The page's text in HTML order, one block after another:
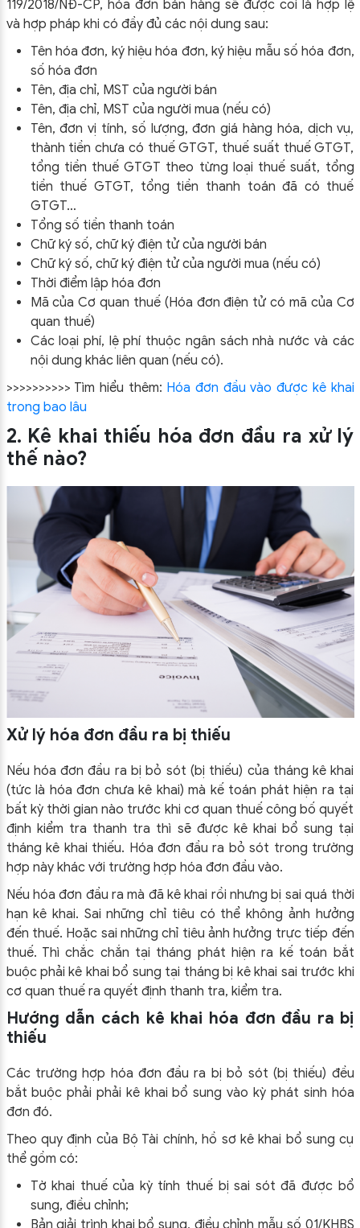
119/2018/NĐ-CP, hóa đơn bán hàng sẽ được coi là hợp lệ
và hợp pháp khi có đầy đủ các nội dung sau:
Tên hóa đơn, ký hiệu hóa đơn, ký hiệu mẫu số hóa đơn,
số hóa đơn
Tên, địa chỉ, MST của người bán
Tên, địa chỉ, MST của người mua (nếu có)
Tên, đơn vị tính, số lượng, đơn giá hàng hóa, dịch vụ,
thành tiền chưa có thuế GTGT, thuế suất thuế GTGT,
tổng tiền thuế GTGT theo từng loại thuế suất, tổng
tiền thuế GTGT, tổng tiền thanh toán đã có thuế
GTGT…
Tổng số tiền thanh toán
Chữ ký số, chữ ký điện tử của người bán
Chữ ký số, chữ ký điện tử của người mua (nếu có)
Thời điểm lập hóa đơn
Mã của Cơ quan thuế (Hóa đơn điện tử có mã của Cơ
quan thuế)
Các loại phí, lệ phí thuộc ngân sách nhà nước và các
nội dung khác liên quan (nếu có).
>>>>>>>>>> Tìm hiểu thêm: Hóa đơn đầu vào được kê khai
trong bao lâu
2. Kê khai thiếu hóa đơn đầu ra xử lý
thế nào?
Xử lý hóa đơn đầu ra bị thiếu
Nếu hóa đơn đầu ra bị bỏ sót (bị thiếu) của tháng kê khai
(tức là hóa đơn chưa kê khai) mà kế toán phát hiện ra tại
bất kỳ thời gian nào trước khi cơ quan thuế công bố quyết
định kiểm tra thanh tra thì sẽ được kê khai bổ sung tại
tháng kê khai thiếu. Hóa đơn đầu ra bỏ sót trong trường
hợp này khác với trường hợp hóa đơn đầu vào.
Nếu hóa đơn đầu ra mà đã kê khai rồi nhưng bị sai quá thời
hạn kê khai. Sai những chỉ tiêu có thể không ảnh hưởng
đến thuế. Hoặc sai những chỉ tiêu ảnh hưởng trực tiếp đến
thuế. Thì chắc chắn tại tháng phát hiện ra kế toán bắt
buộc phải kê khai bổ sung tại tháng bị kê khai sai trước khi
cơ quan thuế ra quyết định thanh tra, kiểm tra.
Hướng dẫn cách kê khai hóa đơn đầu ra bị
thiếu
Các trường hợp hóa đơn đầu ra bị bỏ sót (bị thiếu) đều
bắt buộc phải phải kê khai bổ sung vào kỳ phát sinh hóa
đơn đó.
Theo quy định của Bộ Tài chính, hồ sơ kê khai bổ sung cụ
thể gồm có:
Tờ khai thuế của kỳ tính thuế bị sai sót đã được bổ
sung, điều chỉnh;